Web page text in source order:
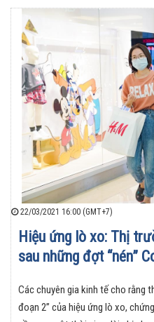
22/03/2021 16:00 (GMT+7)
Hiệu ứng lò xo: Thị
sau những đợt “nén”
Các chuyên gia kinh tế cho rằng
đoạn 2” của hiệu ứng lò xo,